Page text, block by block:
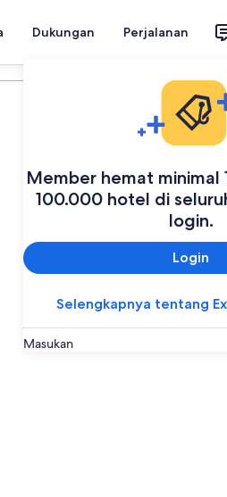
Dukungan Perjalanan
Member hemat minimal
100.000 hotel di
login.
Login
Selengkapnya tentang
Masukan